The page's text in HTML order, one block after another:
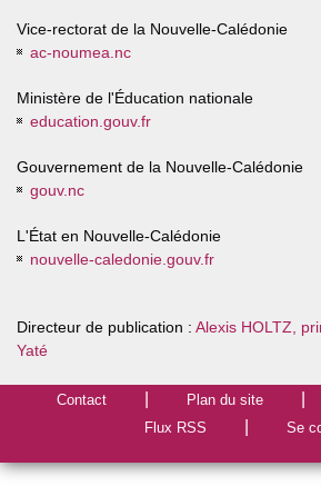
Vice-rectorat de la Nouvelle-Calédonie
ac-noumea.nc
Ministère de l'Éducation nationale
education.gouv.fr
Gouvernement de la Nouvelle-Calédonie
gouv.nc
L'État en Nouvelle-Calédonie
nouvelle-caledonie.gouv.fr
Directeur de publication : Alexis HOLTZ,
Yaté
Contact Plan du site
Flux RSS
Se